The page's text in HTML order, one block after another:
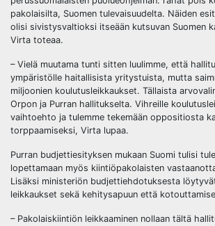
pakolaisilta, Suomen tulevaisuudelta. Näiden
olisi sivistysvaltioksi itseään kutsuvan Suomen
Virta toteaa.
– Vielä muutama tunti sitten luulimme, että
ympäristölle haitallisista yritystuista, mutta
miljoonien koulutusleikkaukset. Tällaista
Orpon ja Purran hallitukselta. Vihreille
vaihtoehto ja tulemme tekemään oppositiosta
torppaamiseksi, Virta lupaa.
Purran budjettiesityksen mukaan Suomi tulisi
lopettamaan myös kiintiöpakolaisten
Lisäksi ministeriön budjettiehdotuksesta
leikkaukset sekä kehitysapuun että
– Pakolaiskiintiön leikkaaminen nollaan tältä